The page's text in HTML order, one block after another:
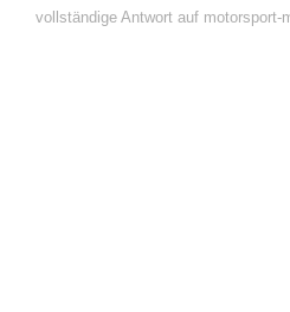
vollständige Antwort auf motorsport-